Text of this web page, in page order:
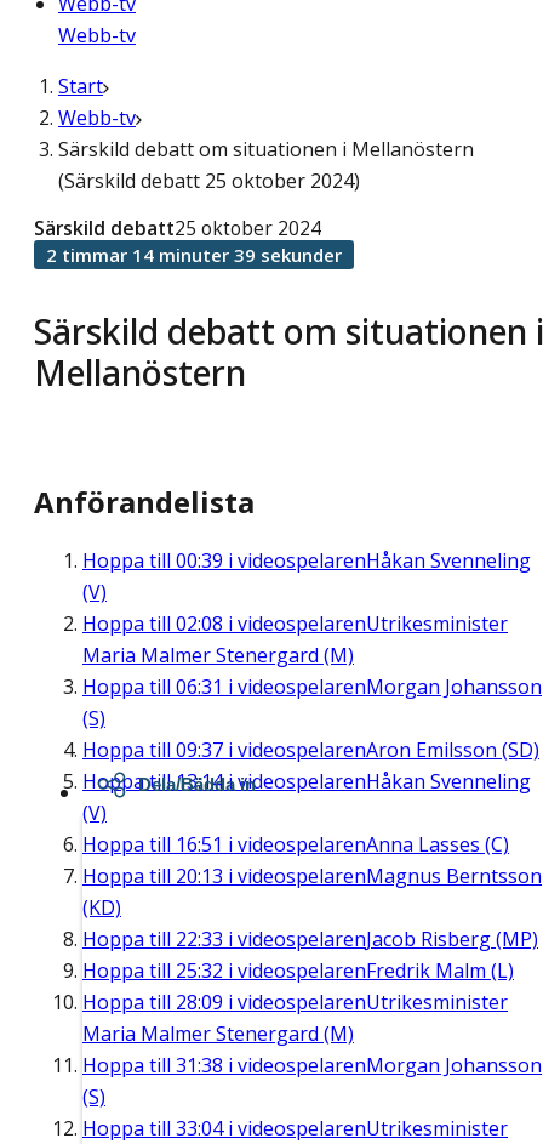
Webb-tv
Start
Webb-tv
Särskild debatt om situationen i Mellanöstern
(Särskild debatt 25 oktober 2024)
Särskild debatt om situationen i
Mellanöstern
Särskild debatt25 oktober 2024
2 timmar 14 minuter 39 sekunder
Anförandelista
Hoppa till 00:39 i videospelarenHåkan Svenneling
(V)
Hoppa till 02:08 i videospelarenUtrikesminister
Maria Malmer Stenergard (M)
Hoppa till 06:31 i videospelarenMorgan Johansson
(S)
Hoppa till 09:37 i videospelarenAron Emilsson (SD)
Hoppa till13:14i videospelarenHåkan Svenneling
(V)
Hoppa till 16:51 i videospelarenAnna Lasses (C)
Hoppa till 20:13 i videospelarenMagnus Berntsson
(KD)
Hoppa till 22:33 i videospelarenJacob Risberg (MP)
Hoppa till 25:32 i videospelarenFredrik Malm (L)
Hoppa till 28:09 i videospelarenUtrikesminister
Maria Malmer Stenergard (M)
Hoppa till 31:38 i videospelarenMorgan Johansson
(S)
Hoppa till 33:04i videospelarenUtrikesminister
Dela/Bädda in